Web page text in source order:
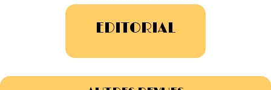
Evolution 11 –
1952/1957
1938/1947
EDITORIAL